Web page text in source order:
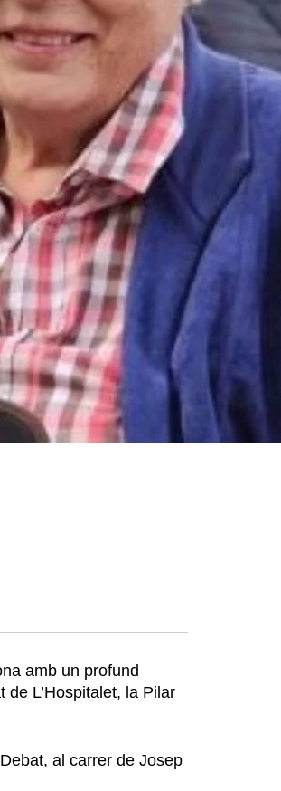
amb un profund
L’Hospitalet, la Pilar
al carrer de Josep